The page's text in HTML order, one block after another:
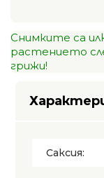
Снимките са
растението
грижи!
Саксия: